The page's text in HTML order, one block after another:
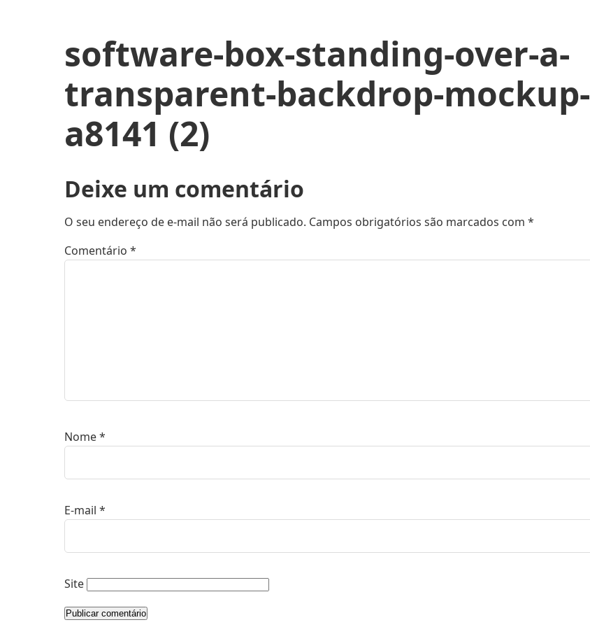
software-box-standing-over-a-
transparent-backdrop-mockup-
a8141 (2)
Deixe um comentário
O seu endereço de e-mail não será publicado. Campos obrigatórios são marcados com *
Comentário *
Nome*
E-mail *
Site